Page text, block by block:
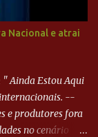
Seis
surpreendeu o
teve
matar espera...
Nacional e atrai
" Ainda Estou Aqui
--
e produtores fora
no cenário